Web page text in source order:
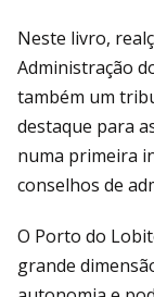
Neste livro,
Administração
também um
destaque para
numa primeira
conselhos de
O Porto do
grande